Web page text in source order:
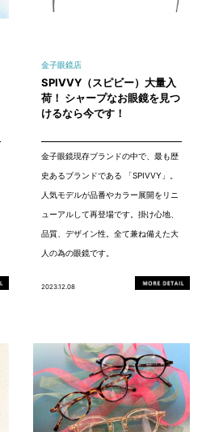
金子眼鏡店
SPIVVY（スピビー）大量入
荷！ シャープなお眼鏡を見つ
けるなら今です！
金子眼鏡現存ブランドの中で、最も歴
史あるブランドである 「SPIVVY」。
人気モデルが品番やカラー展開をリニ
ューアルして再登場です。掛け心地、
品質、デザイン性。全て兼ね備えた大
人の為の眼鏡です。
2023.12.08